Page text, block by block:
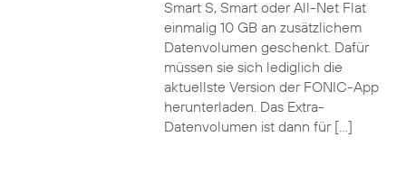
Smart S, Smart oder All-Net Flat
einmalig 10 GB an zusätzlichem
Datenvolumen geschenkt. Dafür
müssen sie sich lediglich die
aktuellste Version der FONIC-App
herunterladen. Das Extra-
Datenvolumen ist dann für […]